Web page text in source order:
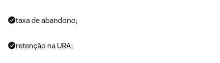
taxa de abandono;
retenção na URA;